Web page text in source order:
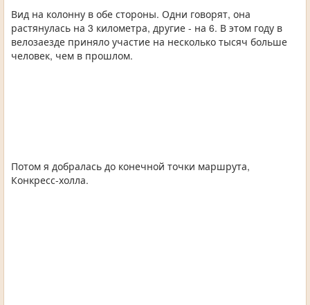
Вид на колонну в обе стороны. Одни говорят, она
растянулась на 3 километра, другие - на 6. В этом году в
велозаезде приняло участие на несколько тысяч больше
человек, чем в прошлом.
Потом я добралась до конечной точки маршрута,
Конкресс-холла.